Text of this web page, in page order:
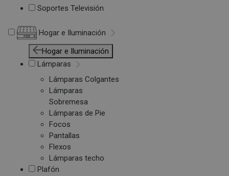
Soportes Televisión
Hogar e Iluminación
Hogar e Iluminación
Lámparas
Lámparas Colgantes
Lámparas
Sobremesa
Lámparas de Pie
Focos
Pantallas
Flexos
Lámparas techo
Plafón